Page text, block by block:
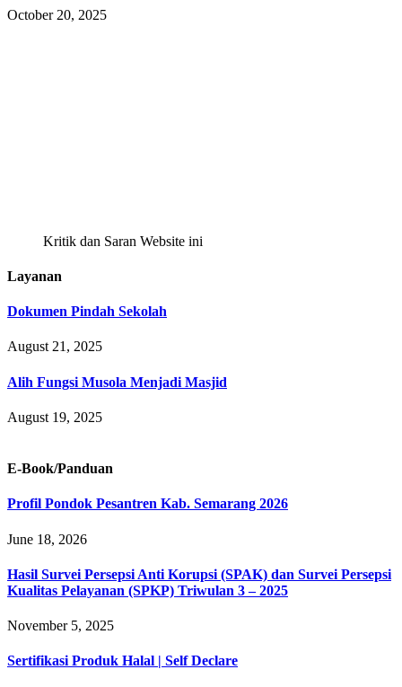
October 20, 2025
Kritik dan Saran Website ini
Layanan
Dokumen Pindah Sekolah
August 21, 2025
Alih Fungsi Musola Menjadi Masjid
August 19, 2025
E-Book/Panduan
Profil Pondok Pesantren Kab. Semarang 2026
June 18, 2026
Hasil Survei Persepsi Anti Korupsi (SPAK) dan Survei Persepsi
Kualitas Pelayanan (SPKP) Triwulan 3 – 2025
November 5, 2025
Sertifikasi Produk Halal | Self Declare